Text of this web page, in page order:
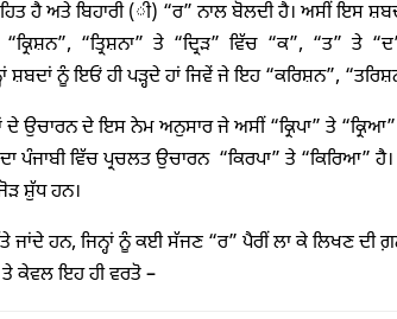
ਹੈ ਅਤੇ ਬਿਹਾਰੀ (ੀ) “ਰ” ਨਾਲ ਬੋਲਦੀ ਹੈ। ਅਸੀਂ ਇਸ
“ਕ੍ਰਿਸ਼ਨ”, “ਤ੍ਰਿਸ਼ਨਾ” ਤੇ “ਦ੍ਰਿੜ” ਵਿੱਚ “ਕ”, “ਤ” ਤੇ
ਨੂੰ ਇਓਂ ਹੀ ਪੜ੍ਹਦੇ ਹਾਂ ਜਿਵੇਂ ਜੇ ਇਹ “ਕਰਿਸ਼ਨ”,
ਦੇ ਇਸ ਨੇਮ ਅਨੁਸਾਰ ਜੇ ਅਸੀਂ “ਕ੍ਰਿਪਾ” ਤੇ “ਕ੍ਰਿਆ”
ਪੰਜਾਬੀ ਵਿੱਚ ਪ੍ਰਚਲਤ ਉਚਾਰਨ “ਕਿਰਪਾ” ਤੇ “ਕਿਰਿਆ”
ਸ਼ੁੱਧ ਹਨ।
ਹਨ, ਜਿਨ੍ਹਾਂ ਨੂੰ ਕਈ ਸੱਜਣ “ਰ” ਪੈਰੀਂ ਲਾ ਕੇ ਲਿਖਣ ਦੀ
ਕੇਵਲ ਇਹ ਹੀ ਵਰਤੋ –